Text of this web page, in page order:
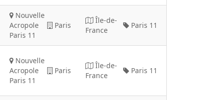
Nouvelle
Acropole
Paris 11
Paris
Île-de-
France
Paris 11
Nouvelle
Acropole
Paris 11
Paris
Île-de-
France
Paris 11